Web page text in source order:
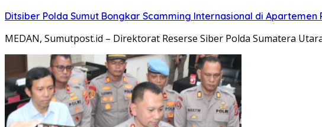
Ditsiber Polda Sumut Bongkar Scamming Internasional di Apartemen
MEDAN, Sumutpost.id – Direktorat Reserse Siber Polda Sumatera